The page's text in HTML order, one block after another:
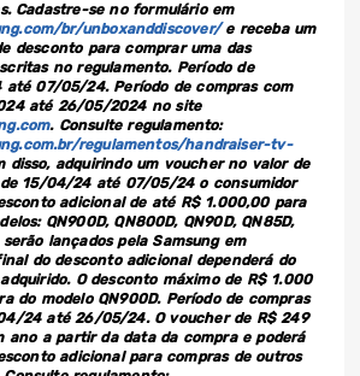
Cadastre-se no formulário em
br/unboxanddiscover/e receba um
desconto para comprar uma das
no regulamento. Período de
07/05/24. Período de compras com
até 26/05/2024 no site
. Consulte regulamento:
regulamentos/handraiser-tv-
disso, adquirindo um voucher no valor de
15/04/24 até 07/05/24 o consumidor
adicional de até R$ 1.000,00 para
QN900D, QN800D, QN90D, QN85D,
serão lançados pela Samsung em
do desconto adicional dependerá do
O desconto máximo de R$ 1.000
do modelo QN900D. Período de compras
24 até 26/05/24. O voucher de R$ 249
ano a partir da data da compra e poderá
adicional para compras de outros